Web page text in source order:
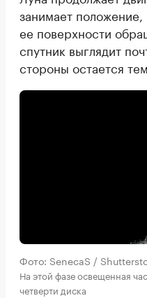
занимает
ее поверхности
спутник выглядит
стороны остается
Фото: SenecaS /
На этой фазе освещенная
четверти диска